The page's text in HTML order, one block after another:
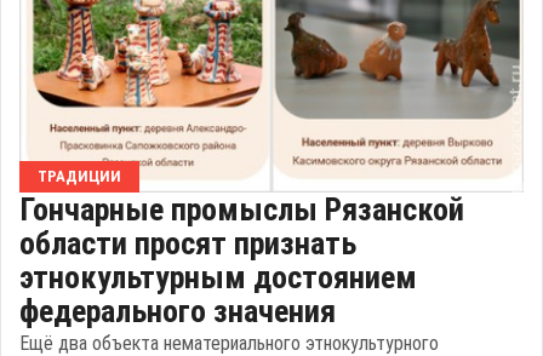
ТРАДИЦИИ
Гончарные промыслы Рязанской
области просят признать
этнокультурным достоянием
федерального значения
Ещё два объекта нематериального этнокультурного